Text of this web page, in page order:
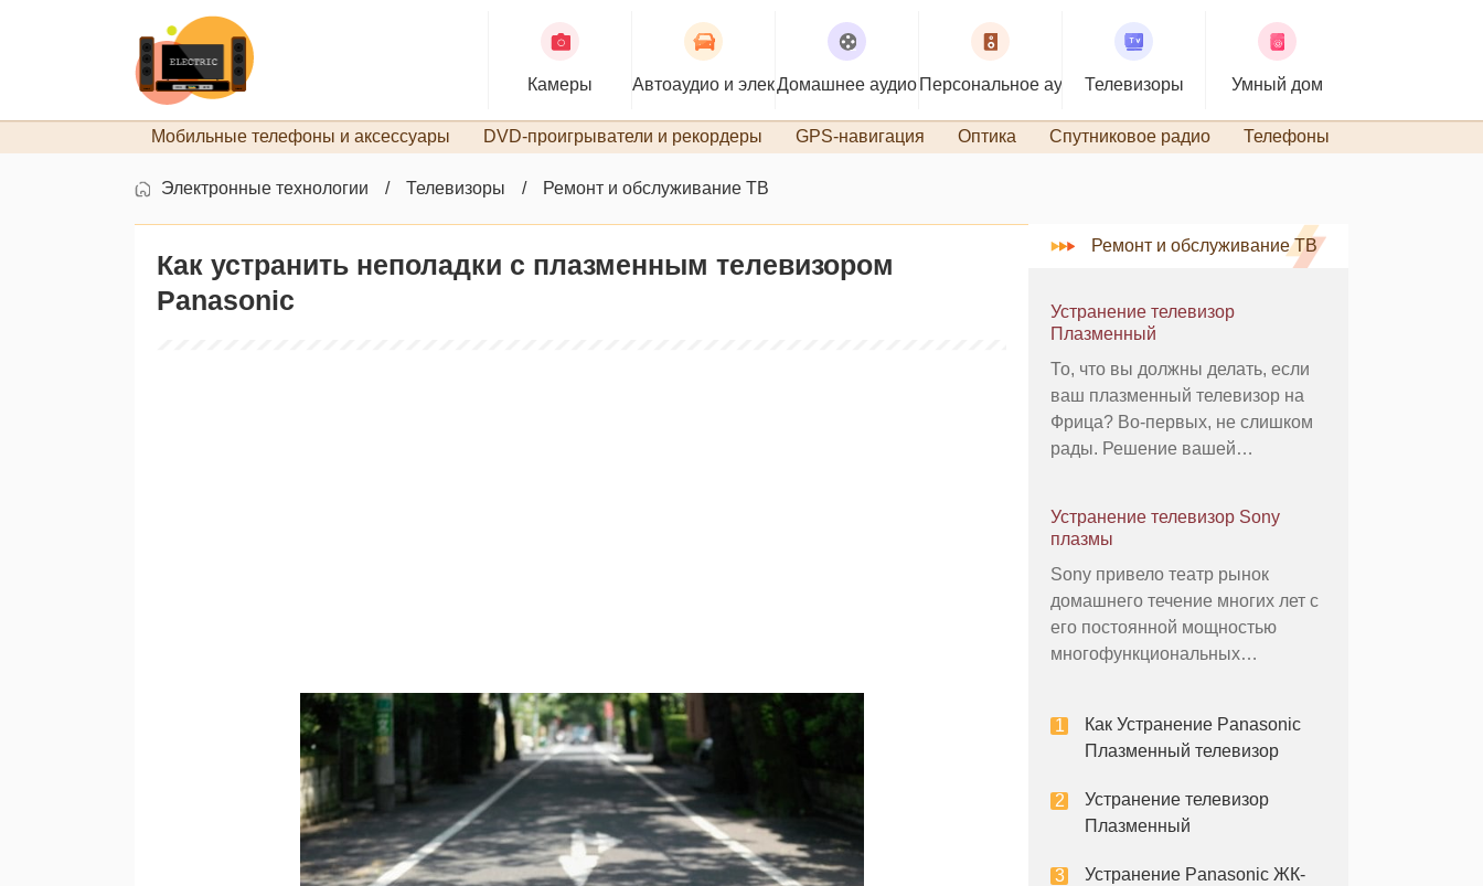
Камеры Автоаудио и электроникаДомашнее аудио Персональное аудиоТелевизоры Умный дом
Мобильные телефоны и аксессуары DVD-проигрыватели и рекордеры GPS-навигация Оптика Спутниковое радио Телефоны
Электронные технологии Телевизоры Ремонт и обслуживание ТВ
Как устранить неполадки с плазменным телевизором
Panasonic
Ремонт и обслуживание ТВ
Устранение телевизор
Плазменный
То, что вы должны делать, если
ваш плазменный телевизор на
Фрица? Во-первых, не слишком
рады. Решение вашей
превращая ваш телевизор и
плазменный телевизор может
варьироваться от изображения к
пороков развития, гудящих шумо
Устранение телевизор Sony
плазмы
Sony привело театр рынок
домашнего течение многих лет с
его постоянной мощностью
многофункциональных
электроники. Sony плазменные
телевизоры особенно приятно -
четкие фотографии и много
любой
Как Устранение Panasonic
Плазменный телевизор
Устранение телевизор
Плазменный
Устранение Panasonic ЖК-